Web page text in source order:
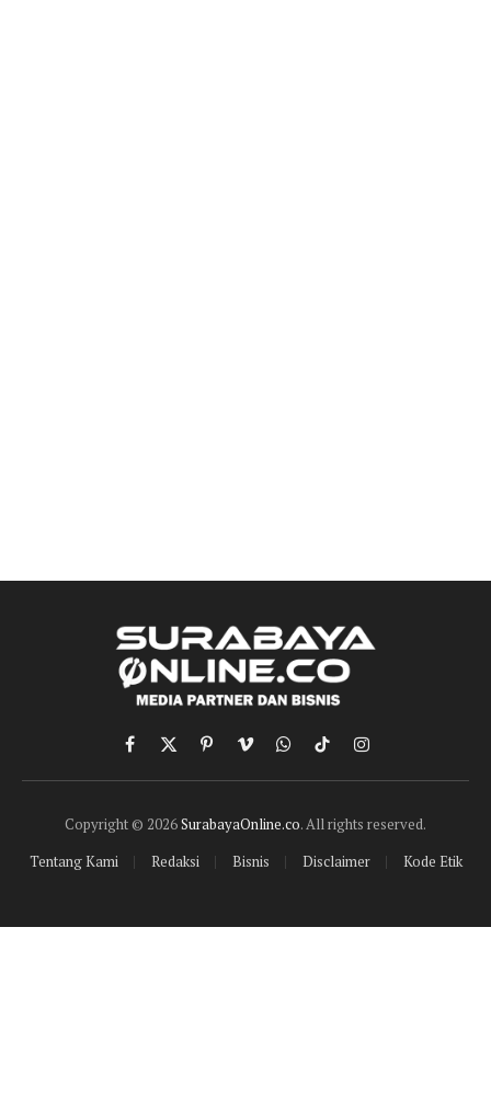
Facebook
X
(Twitter)
PinterestVimeoWhatsApp
TikTokInstagram
Copyright © 2026SurabayaOnline.co. All rights reserved.
Tentang Kami
Redaksi Bisnis Disclaimer Kode Etik